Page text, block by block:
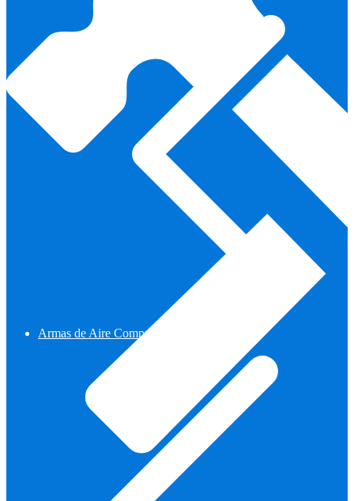
Armas de Aire Comprimido